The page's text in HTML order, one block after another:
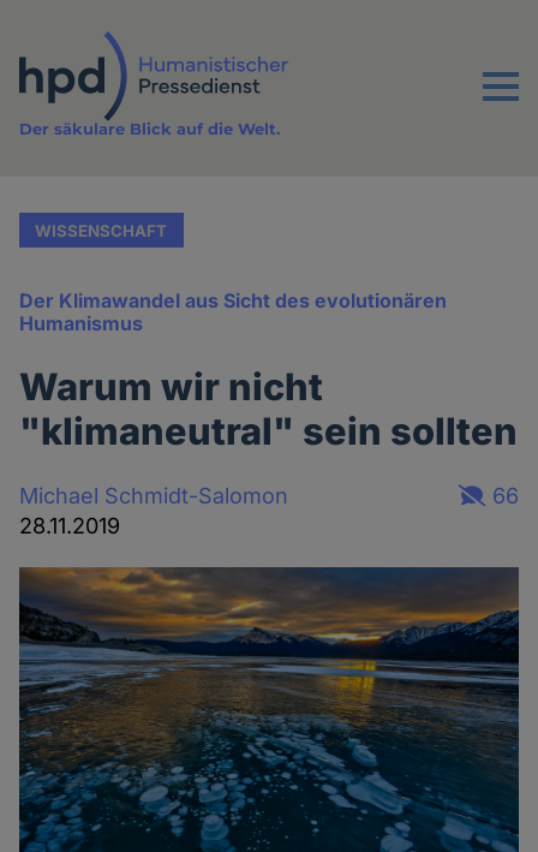
Inhalt
Menu
Der säkulare Blick auf die Welt.
WISSENSCHAFT
Der Klimawandel aus Sicht des evolutionären
Humanismus
Warum wir nicht
"klimaneutral" sein sollten
Michael Schmidt-Salomon
28.11.2019
66